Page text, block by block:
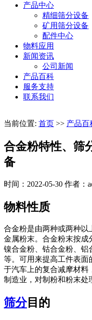
产品中心
精细筛分设备
矿用筛分设备
配件中心
物料应用
新闻资讯
公司新闻
产品百科
服务支持
联系我们
当前位置: 首页 >> 产品百
合金粉特性、筛
备
时间：2022-05-30 作者：
物料性质
合金粉是由两种或两种以
金属粉末。合金粉末按成
镍合金粉、钴合金粉、铝
等。可用来提高工件表面
于汽车上的复合减摩材料
制造业，对制粉和粉末处
筛分目的